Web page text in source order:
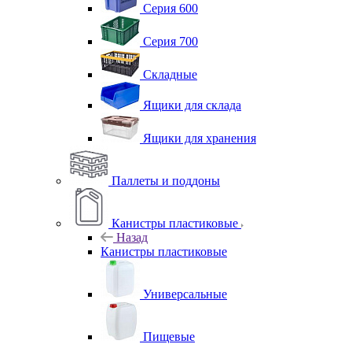
Серия 600
Серия 700
Складные
Ящики для склада
Ящики для хранения
Паллеты и поддоны
Канистры пластиковые
Назад
Канистры пластиковые
Универсальные
Пищевые